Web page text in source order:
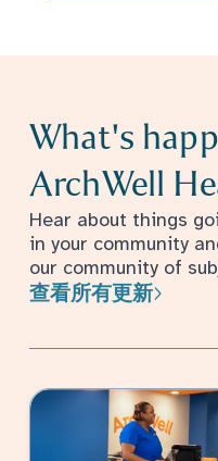
What's
ArchWell
Hear about things
in your community
our community of
查看所有更新